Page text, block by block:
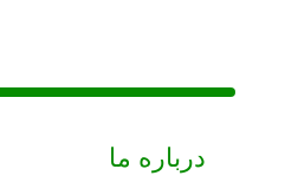
درباره ما